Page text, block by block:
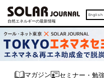
English
マガジン セミナー・勉